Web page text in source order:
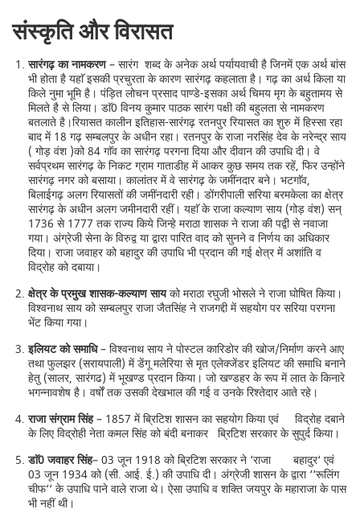
संस्कृति और विरासत
सारंगढ़ का नामकरण– सारंग शब्द के अनेक अर्थ पर्यायवाची है जिनमें एक अर्थ बांस
भी होता है यहाॅ इसकी प्रचुरता के कारण सारंगढ़ कहलाता है। गढ़ का अर्थ किला या
किले नुमा भूमि है। पंड़ित लोचन प्रसाद पाण्डे-इसका अर्थ चिमय मृग के बहुतामय से
मिलते है से लिया। डाॅ0 विनय कुमार पाठक सारंग पक्षी की बहुलता से नामकरण
बतलाते है।रियासत कालीन इतिहास-सारंगढ़ रतनपुर रियासत का शुरु में हिस्सा रहा
बाद में 18 गढ़ सम्बलपुर के अधीन रहा। रतनपुर के राजा नरसिंह देव के नरेन्द्र साय
( गोड़ वंश )को 84 गाॅव का सारंगढ़ परगना दिया और दीवान की उपाधि दी। वे
सर्वप्रथम सारंगढ़ के निकट ग्राम गाताडीह में आकर कुछ समय तक रहें, फिर उन्होंने
सारंगढ़ नगर को बसाया। कालांतर में वे सारंगढ़ के जमींनदार बने। भटगाॅव,
बिलाईगढ़ अलग रियासतों की जमींनदारी रही। डोंगरीपाली सरिया बरमकेला का क्षेत्र
सारंगढ़ के अधीन अलग जमीनदारी रहीं। यहाॅ के राजा कल्याण साय (गोड़ वंश) सन्
1736 से 1777 तक राज्य किये जिन्हे मराठा शासक ने राजा की पद्वी से नवाजा
गया। अंग्रेजी सेना के विरुद्व या द्वारा पारित वाद को सुनने व निर्णय का अधिकार
दिया। राजा जवाहर को बहादुर की उपाधि भी प्रदान की गई क्षेत्र में अशांति व
विद्रोह को दबाया।
क्षेत्र के प्रमुख शासक-कल्याण सायको मराठा रघुजी भोसले ने राजा घोषित किया।
विश्वनाथ साय को सम्बलपुर राजा जैतसिंह ने राजगद्दी में सहयोग पर सरिया परगना
भेंट किया गया।
इलियट को समाधि– विश्वनाथ साय ने पोस्टल कारिडोर की खोज/निर्माण करने आए
तथा फुलझर (सरायपाली) में डेंगू मलेरिया से मृत एलेक्जेंडर इलियट की समाधि बनाने
हेतु (सालर, सारंगढ) में भूखण्ड प्रदान किया। जो खण्डहर के रूप में लात के किनारे
भगन्नावशेष है। वर्षों तक उसकी देखभाल की गई व उनके रिश्तेदार आते रहे।
राजा संग्राम सिंह– 1857 में ब्रिटिश शासन का सहयोग किया एवं विद्रोह दबाने
के लिए विद्रोही नेता कमल सिंह को बंदी बनाकर ब्रिटिश सरकार के सुपुर्द किया।
डाॅ0 जवाहर सिंह– 03 जून 1918 को ब्रिटिश सरकार ने ‘राजा बहादुर‘ एवं
03 जून 1934 को (सी. आई. ई.) की उपाधि दी। अंग्रेजी शासन के द्वारा ‘‘रूलिंग
चीफ‘‘ के उपाधि पाने वाले राजा थे। ऐसा उपाधि व शक्ति जयपुर के महाराजा के पास
भी नहीं थी।